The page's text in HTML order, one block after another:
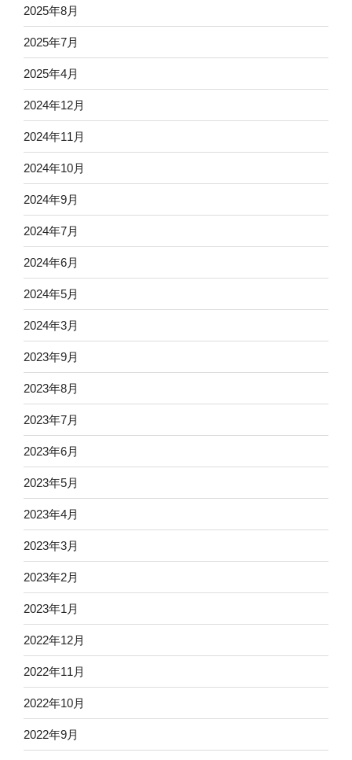
2025年8月
2025年7月
2025年4月
2024年12月
2024年11月
2024年10月
2024年9月
2024年7月
2024年6月
2024年5月
2024年3月
2023年9月
2023年8月
2023年7月
2023年6月
2023年5月
2023年4月
2023年3月
2023年2月
2023年1月
2022年12月
2022年11月
2022年10月
2022年9月